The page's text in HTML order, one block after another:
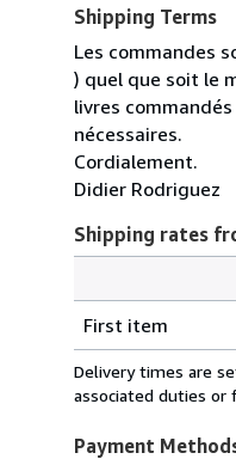
Shipping Terms
Les commandes
) quel que soit le
livres
nécessaires.
Cordialement.
Didier Rodriguez
Shipping rates
rates
from
France
U.S.A.
First item
Delivery times are
associated duties or
Payment